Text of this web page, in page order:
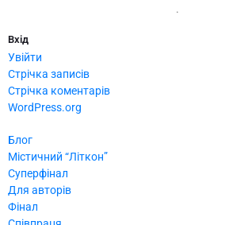
.
Вхід
Увійти
Стрічка записів
Стрічка коментарів
WordPress.org
Блог
Містичний “Літкон”
Суперфінал
Для авторів
Фінал